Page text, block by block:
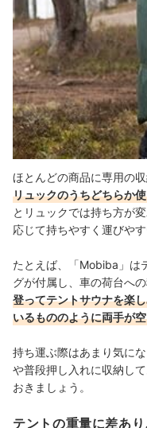
ほとんどの商品に専用の
リュックのうちどちらか
とリュックでは持ち方が
応じて持ちやすく運びや
たとえば、「Mobiba」は
グが付属し、車の荷台へ
登ってテントサウナを楽
いるもののように両手が
持ち運ぶ際はあまり気にな
や普段押し入れに収納し
おきましょう。
テントの重量に差あ